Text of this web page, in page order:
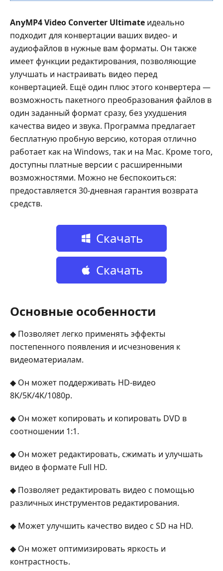
AnyMP4 Video Converter Ultimate идеально
подходит для конвертации ваших видео- и
аудиофайлов в нужные вам форматы. Он также
имеет функции редактирования, позволяющие
улучшать и настраивать видео перед
конвертацией. Ещё один плюс этого конвертера —
возможность пакетного преобразования файлов в
один заданный формат сразу, без ухудшения
качества видео и звука. Программа предлагает
бесплатную пробную версию, которая отлично
работает как на Windows, так и на Mac. Кроме того,
доступны платные версии с расширенными
возможностями. Можно не беспокоиться:
предоставляется 30‑дневная гарантия возврата
средств.
Скачать
бесплатно
Скачать
Основные особенности
◆ Позволяет легко применять эффекты
постепенного появления и исчезновения к
видеоматериалам.
◆ Он может поддерживать HD-видео
8K/5K/4K/1080p.
◆ Он может копировать и копировать DVD в
соотношении 1:1.
◆ Он может редактировать, сжимать и улучшать
видео в формате Full HD.
◆ Позволяет редактировать видео с помощью
различных инструментов редактирования.
◆ Может улучшить качество видео с SD на HD.
◆ Он может оптимизировать яркость и
контрастность.